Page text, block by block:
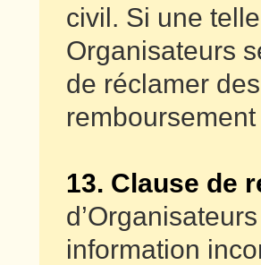
civil. Si une
Organisateurs
de réclamer
13. Clause de
information